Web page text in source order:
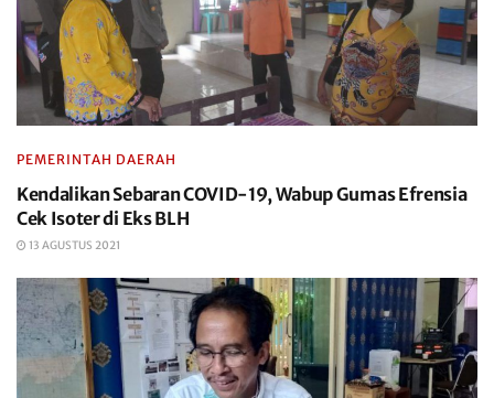
PEMERINTAH DAERAH
Kendalikan Sebaran COVID-19, Wabup Gumas Efrensia
Cek Isoter di Eks BLH
13 AGUSTUS 2021